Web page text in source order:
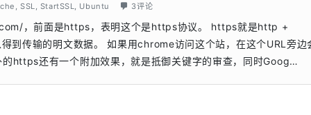
,SSL StartSSL Ubuntu 3评论
，前面是https，表明这个是https协议。 https就是http +
到传输的明文数据。 如果用chrome访问这个站，在这个URL旁边
https还有一个附加效果，就是抵御关键字的审查，同时Goog…